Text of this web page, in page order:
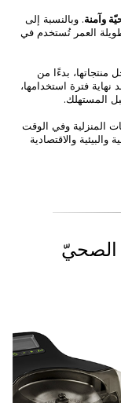
وآمنة. وبالنسبة إلى
العمر تُستخدم في
بدءًا من
فترة استخدامها،
المستهلك.
المنزلية وفي الوقت
والاقتصادية
الصحيّ